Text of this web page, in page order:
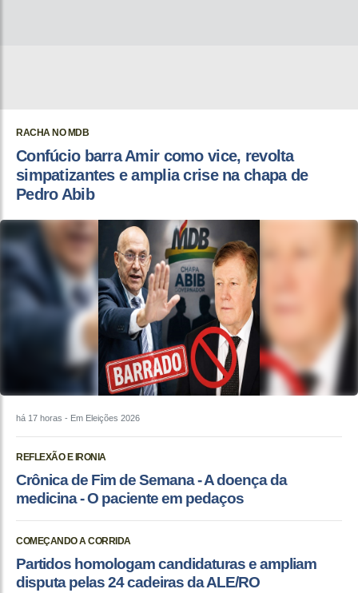
RACHA NO MDB
Confúcio barra Amir como vice, revolta
simpatizantes e amplia crise na chapa de
Pedro Abib
há 17 horas - Em Eleições 2026
REFLEXÃO E IRONIA
Crônica de Fim de Semana - A doença da
medicina - O paciente em pedaços
COMEÇANDO A CORRIDA
Partidos homologam candidaturas e ampliam
disputa pelas 24 cadeiras da ALE/RO